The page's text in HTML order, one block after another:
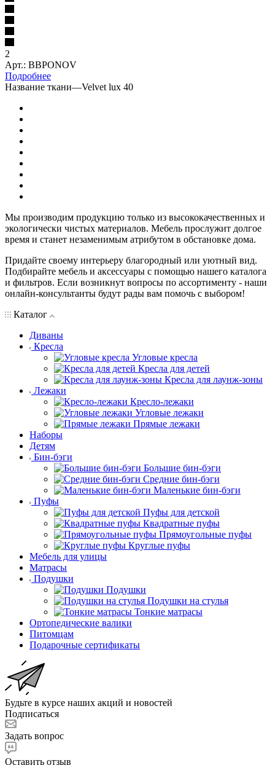
2
Арт.: BBPONOV
Подробнее
Название ткани—Velvet lux 40
Мы производим продукцию только из высококачественных и
экологически чистых материалов. Мебель прослужит долгое
время и станет незаменимым атрибутом в обстановке дома.
Придайте своему интерьеру благородный или уютный вид.
Подбирайте мебель и аксессуары с помощью нашего каталога
и фильтров. Если возникнут вопросы по ассортименту - наши
онлайн-консультанты будут рады вам помочь с выбором!
Каталог
Диваны
Кресла
Угловые кресла
Кресла для детей
Кресла для лаунж-зоны
Лежаки
Кресло-лежаки
Угловые лежаки
Прямые лежаки
Наборы
Детям
Бин-бэги
Большие бин-бэги
Средние бин-бэги
Маленькие бин-бэги
Пуфы
Пуфы для детской
Квадратные пуфы
Прямоугольные пуфы
Круглые пуфы
Мебель для улицы
Матрасы
Подушки
Подушки
Подушки на стулья
Тонкие матрасы
Ортопедические валики
Питомцам
Подарочные сертификаты
Будьте в курсе наших акций и новостей
Подписаться
Задать вопрос
Оставить отзыв